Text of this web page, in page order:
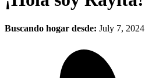
Buscando hogar desde: July 7, 2024